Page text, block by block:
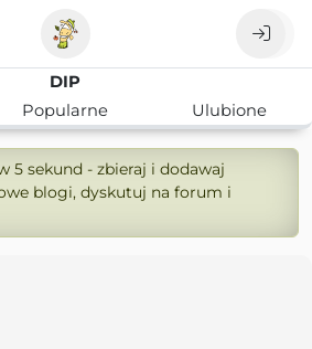
DIP
Popularne Ulubione
5 sekund - zbieraj i dodawaj
blogi, dyskutuj na forum i